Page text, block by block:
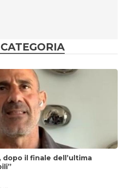
dopo il finale dell’ultima